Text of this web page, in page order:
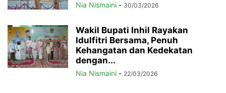
Nia Nismaini - 30/03/2026
Wakil Bupati Inhil Rayakan
Idulfitri Bersama, Penuh
Kehangatan dan Kedekatan
dengan...
Nia Nismaini - 22/03/2026